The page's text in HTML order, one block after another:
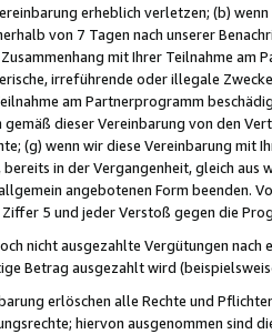
erheblich verletzen; (b)
von 7 Tagen nach unserer
mit Ihrer Teilnahme am
irreführende oder illegale
am Partnerprogramm
gemäß dieser Vereinbarung von den
(g) wenn wir diese Vereinbarung mit
bereits in der Vergangenheit, gleich
angebotenen Form beenden.
5 und jeder Verstoß gegen die
nicht ausgezahlte Vergütungen
Betrag ausgezahlt wird
erlöschen alle Rechte und
hiervon ausgenommen sind